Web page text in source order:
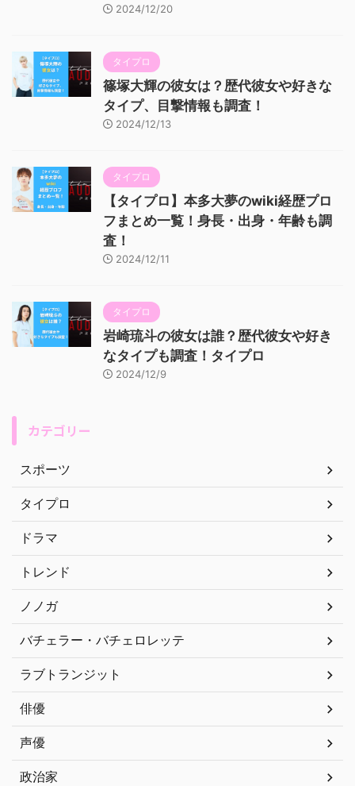
2024/12/20
タイプロ
篠塚大輝の彼女は？歴代彼女や好きな
タイプ、目撃情報も調査！
2024/12/13
タイプロ
【タイプロ】本多大夢のwiki経歴プロ
フまとめ一覧！身長・出身・年齢も調
査！
2024/12/11
タイプロ
岩崎琉斗の彼女は誰？歴代彼女や好き
なタイプも調査！タイプロ
2024/12/9
カテゴリー
スポーツ
タイプロ
ドラマ
トレンド
ノノガ
バチェラー・バチェロレッテ
ラブトランジット
俳優
声優
政治家